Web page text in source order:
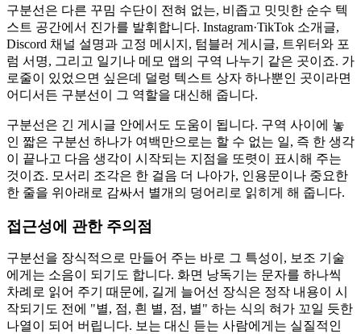
구분선은 다른 꾸밈 수단이 전혀 없는, 비좁고 밋밋한 순수 텍
스트 공간에서 진가를 발휘합니다. Instagram·TikTok 소개글,
Discord 채널 설명과 고정 메시지, 텀블러 게시글, 트위터와 포
럼 서명, 그리고 일기나 메모 앱의 구역 나누기 같은 곳이죠. 가
로줄이 있었으면 싶은데 덜렁 텍스트 상자 하나뿐인 곳이라면
어디서든 구분선이 그 역할을 대신해 줍니다.
구분선은 긴 게시글 안에서도 도움이 됩니다. 구역 사이에 놓
인 짧은 구분선 하나가 여백만으로는 할 수 없는 일, 즉 한 생각
이 끝나고 다음 생각이 시작되는 지점을 또렷이 표시해 주는
것이죠. 모서리 조각은 한 걸음 더 나아가, 인용문이나 중요한
한 줄을 위아래로 감싸서 별개의 덩어리로 읽히게 해 줍니다.
접근성에 관한 주의점
구분선을 장식적으로 만들어 주는 바로 그 특성이, 보조 기술
에게는 소음이 되기도 합니다. 화면 낭독기는 문자를 하나씩
차례로 읽어 주기 때문에, 길게 늘어선 장식은 정작 내용이 시
작되기도 전에 "별, 점, 흰 별, 점, 별" 하는 식의 혀가 꼬일 듯한
나열이 되어 버립니다. 보는 대신 듣는 사람에게는 실질적인